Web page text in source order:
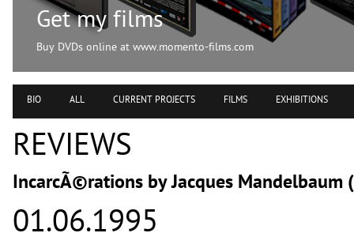
Get my films
Buy DVDs online at www.momento-films.com
BIO ALL CURRENT PROJECTS FILMS EXHIBITIONS
REVIEWS
IncarcÃ©rations by Jacques Mandelbaum
01.06.1995